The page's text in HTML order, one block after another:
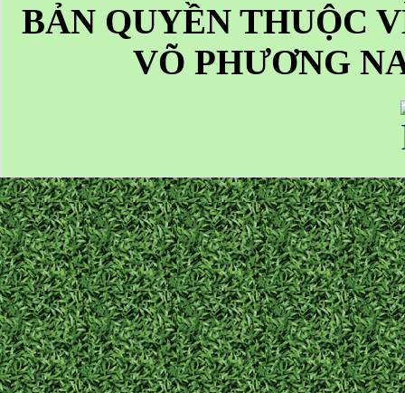
BẢN QUYỀN THUỘC
VÕ PHƯƠNG